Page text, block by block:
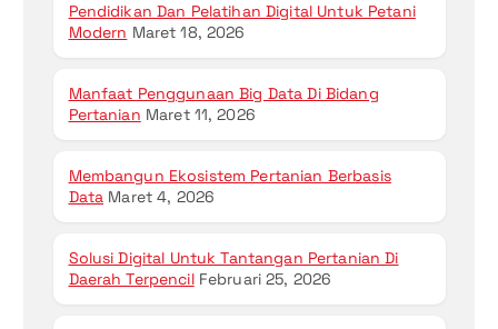
Pendidikan Dan Pelatihan Digital Untuk Petani
Modern Maret 18, 2026
Manfaat Penggunaan Big Data Di Bidang
Pertanian Maret 11, 2026
Membangun Ekosistem Pertanian Berbasis
Data Maret 4, 2026
Solusi Digital Untuk Tantangan Pertanian Di
Daerah Terpencil Februari 25, 2026